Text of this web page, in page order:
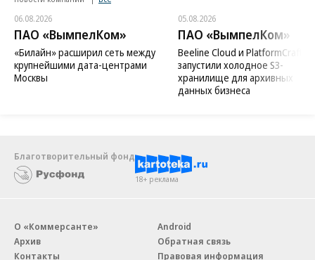
06.08.2026
ПАО «ВымпелКом»
«Билайн» расширил сеть между
крупнейшими дата-центрами
Москвы
05.08.2026
ПАО «ВымпелКом»
Beeline Cloud и PlatformCraft
запустили холодное S3-
хранилище для архивных
данных бизнеса
Благотворительный фонд
18+ реклама
О «Коммерсанте»
Архив
Контакты
Android
Обратная связь
Правовая информация